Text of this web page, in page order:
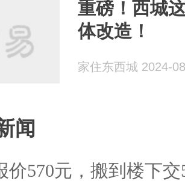
重磅！西城
体改造！
家住东西城 2024-
闻
价570元，搬到楼下